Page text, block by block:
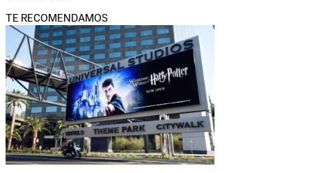
TE RECOMENDAMOS